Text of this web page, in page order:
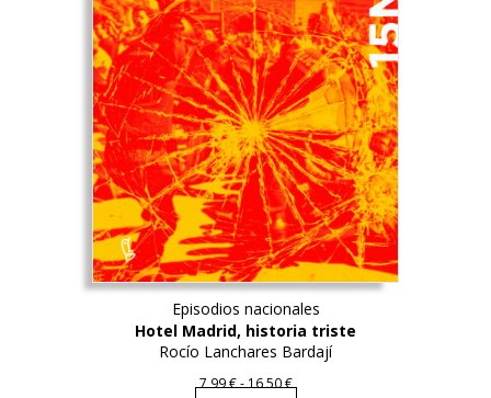
Episodios nacionales
Hotel Madrid, historia triste
Rocío Lanchares Bardají
7,99€-16,50€Rango